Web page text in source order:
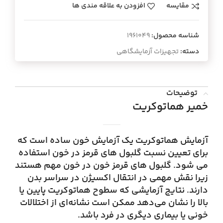
مقایسه افزودن به علاقه مندی ها
شناسه محصول:1961049
دسته:تجهیزات آزمایشگاهی
توضیحات
خمیر هماتوکریت
آزمایش هماتوکریت یک آزمایش خون ساده است که
برای تعیین نسبت گلبول های قرمز در خون استفاده
می شود. گلبول های قرمز خون در خون مهم هستند
زیرا نقش مهمی در انتقال اکسیژن در سراسر بدن
دارند. نتایج آزمایشی که سطوح هماتوکریت پایین یا
بالا را نشان می‌دهد ممکن است نشانه‌ای از اختلالات
خونی یا بیماری دیگری در فرد باشد.